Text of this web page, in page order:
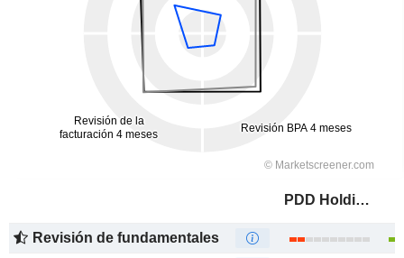
PDD Holdings Inc.
Revisión de fundamentales